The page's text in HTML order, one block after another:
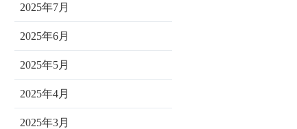
2025年7月
2025年6月
2025年5月
2025年4月
2025年3月